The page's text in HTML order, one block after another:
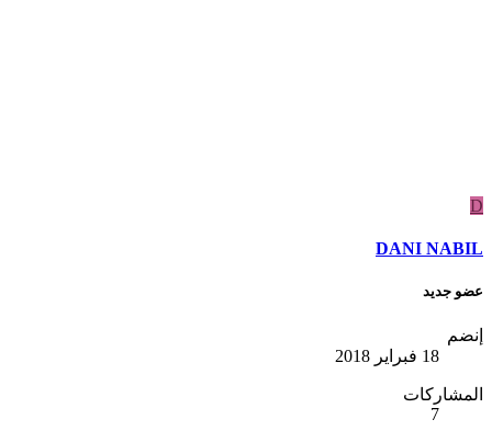
D
DANI NABIL
عضو جديد
إنضم
18 فبراير 2018
المشاركات
7